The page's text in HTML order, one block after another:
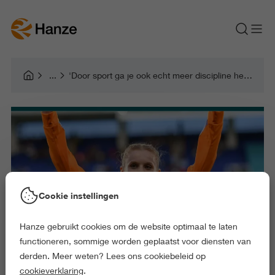
'Door sport ga je ook echt meer discipline hebben voor school'
Cookie instellingen
Hanze gebruikt cookies om de website optimaal te laten
functioneren, sommige worden geplaatst voor diensten van
derden. Meer weten? Lees ons cookiebeleid op
cookieverklaring.